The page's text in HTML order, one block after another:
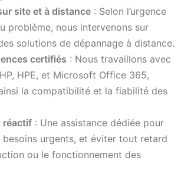
site et à distance : Selon l’urgence
problème, nous intervenons sur
solutions de dépannage à distance.
certifiés : Nous travaillons avec
HPE, et Microsoft Office 365,
la compatibilité et la fiabilité des
réactif : Une assistance dédiée pour
besoins urgents, et éviter tout retard
ou le fonctionnement des